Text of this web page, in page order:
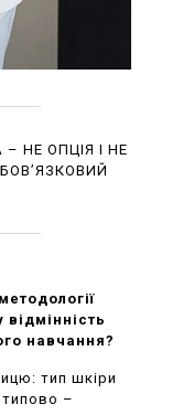
НЕ ОПЦІЯ І НЕ
відмінність
навчання?
тип шкіри
–